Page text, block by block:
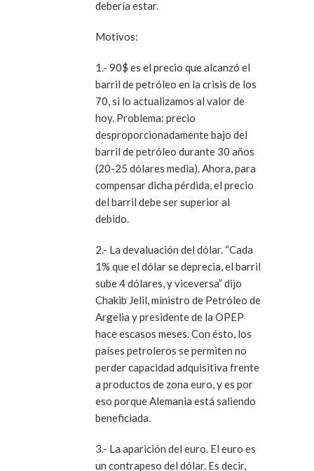
debería estar.
Motivos:
1.- 90$ es el precio que alcanzó el
barril de petróleo en la crisis de los
70, si lo actualizamos al valor de
hoy. Problema: precio
desproporcionadamente bajo del
barril de petróleo durante 30 años
(20-25 dólares media). Ahora, para
compensar dicha pérdida, el precio
del barril debe ser superior al
debido.
2.- La devaluación del dólar. “Cada
1% que el dólar se deprecia, el barril
sube 4 dólares, y viceversa” dijo
Chakib Jelil, ministro de Petróleo de
Argelia y presidente de la OPEP
hace escasos meses. Con ésto, los
países petroleros se permiten no
perder capacidad adquisitiva frente
a productos de zona euro, y es por
eso porque Alemania está saliendo
beneficiada.
3.- La aparición del euro. El euro es
un contrapeso del dólar. Es decir,